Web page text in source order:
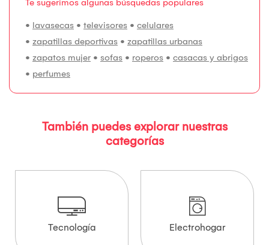
Te sugerimos algunas búsquedas populares
• lavasecas • televisores • celulares
• zapatillas deportivas • zapatillas urbanas
• zapatos mujer • sofas • roperos • casacas y abrigos
• perfumes
También puedes explorar nuestras
categorías
Tecnología Electrohogar